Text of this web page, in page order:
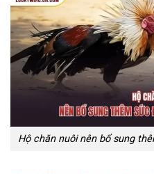
Hộ chăn nuôi nên bổ sung